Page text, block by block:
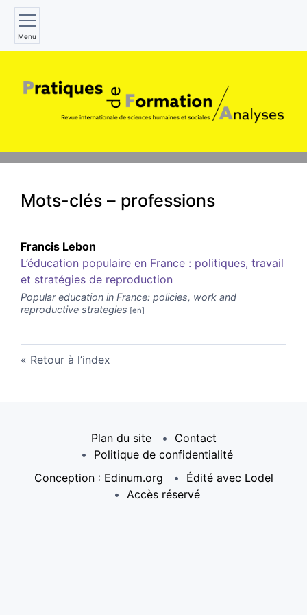
Menu
Mots-clés – professions
Francis Lebon
L’éducation populaire en France : politiques, travail
et stratégies de reproduction
Popular education in France: policies, work and
reproductive strategies
Retour à l’index
Plan du site
Contact
Politique de confidentialité
Conception : Edinum.org
Édité avec Lodel
Accès réservé